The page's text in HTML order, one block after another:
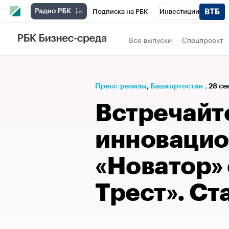
Подписка на РБК Инвестиции
РБК Вино
Проверка контрагентов Политика
Все выпуски Спецпроект
Пресс-релизы⁠, Башкортостан , 28
Трест».